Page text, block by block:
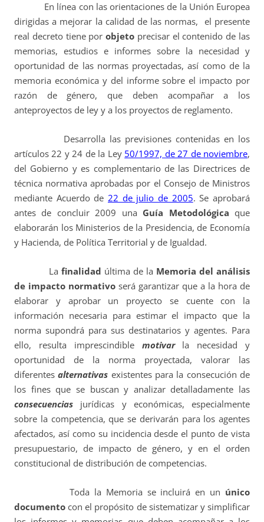
En línea con las orientaciones de la Unión Europea
dirigidas a mejorar la calidad de las normas, el presente
real decreto tiene porobjeto precisar el contenido de las
memorias, estudios e informes sobre la necesidad y
oportunidad de las normas proyectadas, así como de la
memoria económica y del informe sobre el impacto por
razón de género, que deben acompañar a los
anteproyectos de ley y a los proyectos de reglamento.
Desarrolla las previsiones contenidas en los
artículos 22 y 24 de la Ley 50/1997, de 27 de noviembre,
del Gobierno y es complementario de las Directrices de
técnica normativa aprobadas por el Consejo de Ministros
mediante Acuerdo de 22 de julio de 2005. Se aprobará
antes de concluir 2009 una Guía Metodológica que
elaborarán los Ministerios de la Presidencia, de Economía
y Hacienda, de Política Territorial y de Igualdad.
Lafinalidad última de la Memoria del análisis
de impacto normativo será garantizar que a la hora de
elaborar y aprobar un proyecto se cuente con la
información necesaria para estimar el impacto que la
norma supondrá para sus destinatarios y agentes. Para
ello, resulta imprescindible motivarla necesidad y
oportunidad de la norma proyectada, valorar las
diferentesalternativas existentes para la consecución de
los fines que se buscan y analizar detalladamente las
consecuencias jurídicas y económicas, especialmente
sobre la competencia, que se derivarán para los agentes
afectados, así como su incidencia desde el punto de vista
presupuestario, de impacto de género, y en el orden
constitucional de distribución de competencias.
Toda la Memoria se incluirá en un único
documentocon el propósito de sistematizar y simplificar